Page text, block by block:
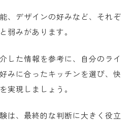
、デザインの好みなど、それぞ
弱みがあります。
した情報を参考に、自分のライ
みに合ったキッチンを選び、快
実現しましょう。
は、最終的な判断に大きく役立